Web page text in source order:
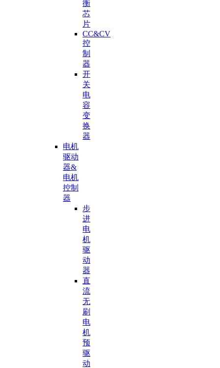
衡
芯
片
CC&CV
控
制
器
开
关
电
容
变
换
器
电机
驱动
器&
电机
控制
器
步
进
电
机
驱
动
器
直
流
无
刷
电
机
预
驱
动